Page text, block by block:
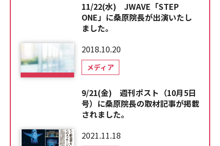
11/22(水) JWAVE「STEP
ONE」に桑原院長が出演いたし
ました。
2018.10.20
メディア
9/21(金) 週刊ポスト（10月5日
号）に桑原院長の取材記事が掲載
されました。
2021.11.18